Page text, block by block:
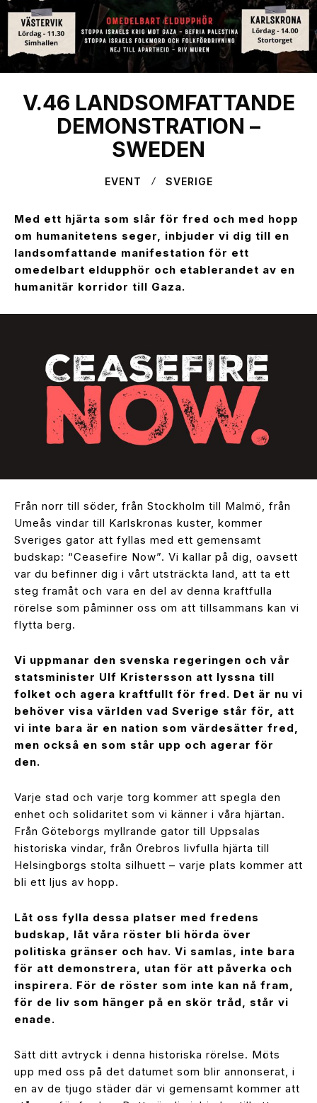
V.46 LANDSOMFATTANDE
DEMONSTRATION –
SWEDEN
EVENT SVERIGE
Med ett hjärta som slår för fred och med hopp
om humanitetens seger, inbjuder vi dig till en
landsomfattande manifestation för ett
omedelbart eldupphör och etablerandet av en
humanitär korridor till Gaza.
Från norr till söder, från Stockholm till Malmö, från
Umeås vindar till Karlskronas kuster, kommer
Sveriges gator att fyllas med ett gemensamt
budskap: “Ceasefire Now”. Vi kallar på dig, oavsett
var du befinner dig i vårt utsträckta land, att ta ett
steg framåt och vara en del av denna kraftfulla
rörelse som påminner oss om att tillsammans kan vi
flytta berg.
Vi uppmanar den svenska regeringen och vår
statsminister Ulf Kristersson att lyssna till
folket och agera kraftfullt för fred. Det är nu vi
behöver visa världen vad Sverige står för, att
vi inte bara är en nation som värdesätter fred,
men också en som står upp och agerar för
den.
Varje stad och varje torg kommer att spegla den
enhet och solidaritet som vi känner i våra hjärtan.
Från Göteborgs myllrande gator till Uppsalas
historiska vindar, från Örebros livfulla hjärta till
Helsingborgs stolta silhuett – varje plats kommer att
bli ett ljus av hopp.
Låt oss fylla dessa platser med fredens
budskap, låt våra röster bli hörda över
politiska gränser och hav. Vi samlas, inte bara
för att demonstrera, utan för att påverka och
inspirera. För de röster som inte kan nå fram,
för de liv som hänger på en skör tråd, står vi
enade.
Sätt ditt avtryck i denna historiska rörelse. Möts
upp med oss på det datumet som blir annonserat, i
en av de tjugo städer där vi gemensamt kommer att